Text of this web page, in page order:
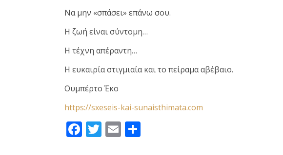
Να μην «σπάσει» επάνω σου.
Η ζωή είναι σύντομη…
Η τέχνη απέραντη…
H ευκαιρία στιγμιαία και το πείραμα αβέβαιο.
Ουμπέρτο Έκο
https://sxeseis-kai-sunaisthimata.com
Facebook
Twitter
Email